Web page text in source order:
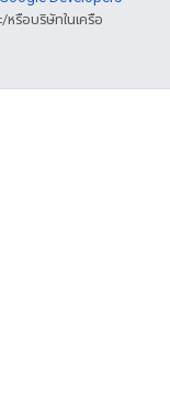
หรือบริษัทในเครือ